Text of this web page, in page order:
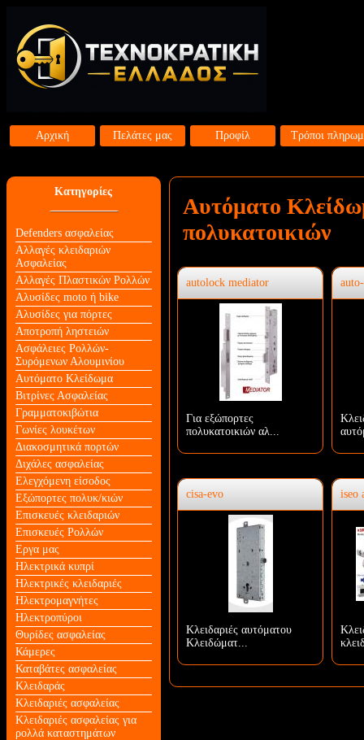
Αρχική Πελάτες μας Προφίλ Τρόποι
Κατηγορίες
Defenders ασφαλείας
Αλλαγές κλειδαριών
Aσφαλείας
Αλλαγές Πλαστικών Ρολλών
Αλυσίδες moto ή bike
Αλυσίδες για πόρτες
Αποτροπή ληστειών
Ασφάλειες Ρολλών-
Συρόμενων Αλουμινίου
Αυτόματο Κλείδωμα
Βιτρίνες Ασφαλείας
Γραμματοκιβώτια
Γωνίες λουκέτων
Διακοσμητικά πορτών
Διχάλες ασφαλείας
Ελεγχόμενη είσοδος
Εξώπορτες πολυκ/κιών
Επισκευές κλειδαριών
Επισκευές Ρολλών
Εργα μας
Ηλεκτρικά κυπρί
Ηλεκτρικές κλειδαριές
Ηλεκτρομαγνήτες
Ηλεκτροπύροι
Θυρίδες ασφαλείας
Κάμερες
Καταβάτες ασφαλείας
Κλειδαράς
Κλειδαριές ασφαλείας
Κλειδαριές ασφαλείας για
ρολλά καταστημάτων
Αυτόματο
πολυκατοικιών
autolock mediator
Για εξώπορτες
πολυκατοικιών αλ...
cisa-evo
Κλειδαριές αυτόματου
Κλειδώματ...
iseo